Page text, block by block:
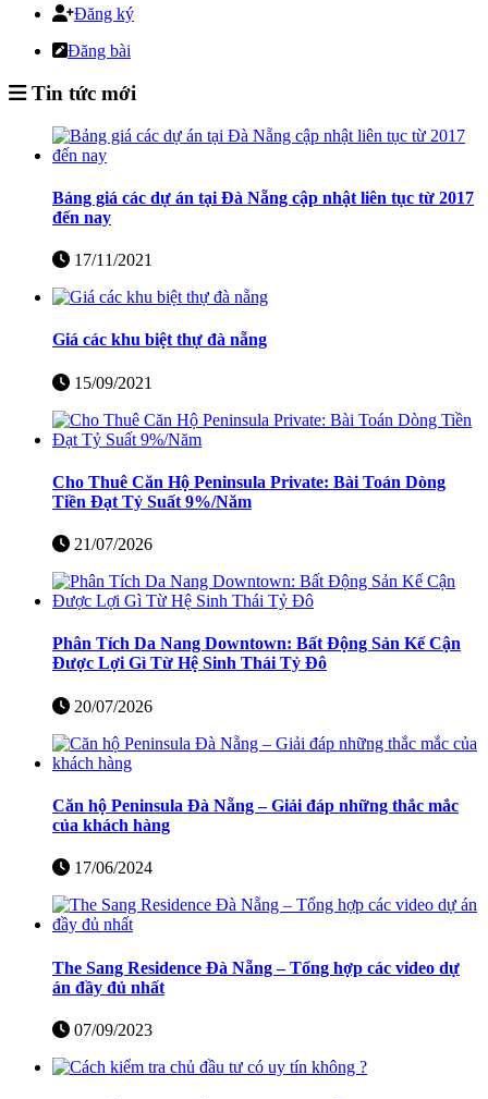
Đăng ký
Đăng bài
Tin tức mới
Bảng giá các dự án tại Đà Nẵng cập nhật liên tục từ 2017
đến nay
17/11/2021
Giá các khu biệt thự đà nẵng
15/09/2021
Cho Thuê Căn Hộ Peninsula Private: Bài Toán Dòng
Tiền Đạt Tỷ Suất 9%/Năm
21/07/2026
Phân Tích Da Nang Downtown: Bất Động Sản Kế Cận
Được Lợi Gì Từ Hệ Sinh Thái Tỷ Đô
20/07/2026
Căn hộ Peninsula Đà Nẵng – Giải đáp những thắc mắc
của khách hàng
17/06/2024
The Sang Residence Đà Nẵng – Tổng hợp các video dự
án đầy đủ nhất
07/09/2023